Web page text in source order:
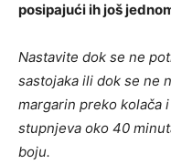
posipajući ih još
Nastavite dok se ne
sastojaka ili dok se ne
margarin preko kolača
stupnjeva oko 40
boju.